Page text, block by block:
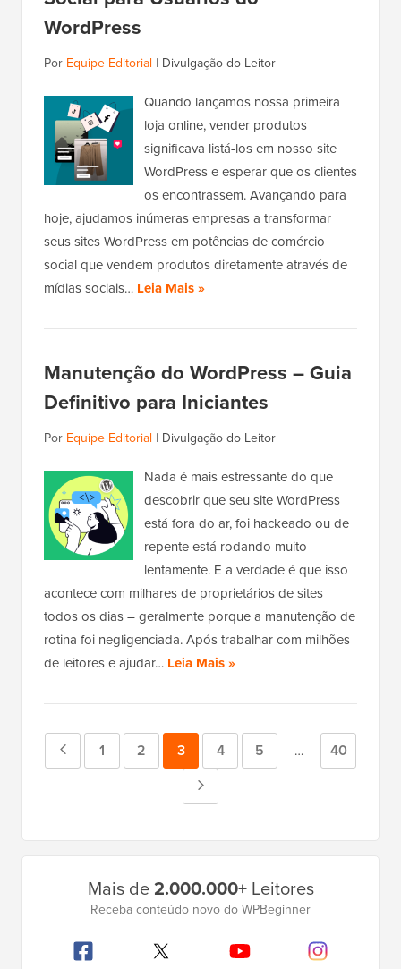
WordPress
Por Equipe Editorial | Divulgação do Leitor
Quando lançamos nossa primeira
loja online, vender produtos
significava listá-los em nosso site
WordPress e esperar que os clientes
os encontrassem. Avançando para
hoje, ajudamos inúmeras empresas a transformar
seus sites WordPress em potências de comércio
social que vendem produtos diretamente através de
mídias sociais… Leia Mais »
Manutenção do WordPress – Guia
Definitivo para Iniciantes
Por Equipe Editorial | Divulgação do Leitor
Nada é mais estressante do que
descobrir que seu site WordPress
está fora do ar, foi hackeado ou de
repente está rodando muito
lentamente. E a verdade é que isso
acontece com milhares de proprietários de sites
todos os dias – geralmente porque a manutenção de
rotina foi negligenciada. Após trabalhar com milhões
de leitores e ajudar… Leia Mais »
PáginaPágina
1 Página
2 Página
3 Página
4 Página
5
Páginas
intermediárias
… Página
40
Mais de2.000.000+Leitores
Receba conteúdo novo do WPBeginner